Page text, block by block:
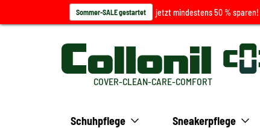
Sommer-SALE gestartet jetzt mindestens 50 % sparen!
COVER-CLEAN-CARE-COMFORT
Schuhpflege Sneakerpflege